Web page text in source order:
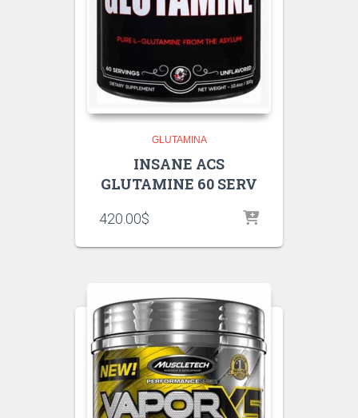
GLUTAMINA
INSANE ACS
GLUTAMINE 60 SERV
420.00$